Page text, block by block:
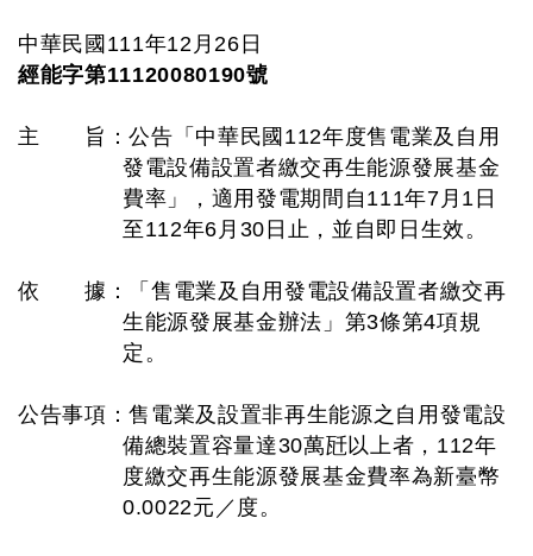
中華民國111年12月26日
經能字第11120080190號
主 旨：公告「中華民國112年度售電業及自用
發電設備設置者繳交再生能源發展基金
費率」，適用發電期間自111年7月1日
至112年6月30日止，並自即日生效。
依 據：「售電業及自用發電設備設置者繳交再
生能源發展基金辦法」第3條第4項規
定。
公告事項：售電業及設置非再生能源之自用發電設
備總裝置容量達30萬瓩以上者，112年
度繳交再生能源發展基金費率為新臺幣
0.0022元／度。